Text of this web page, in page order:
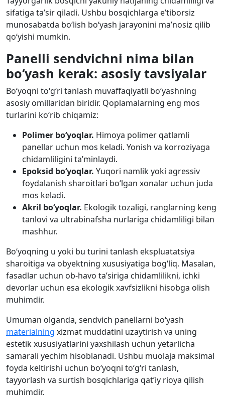
sifatiga ta’sir qiladi. Ushbu bosqichlarga e’tiborsiz
munosabatda bo‘lish bo‘yash jarayonini ma’nosiz qilib
qo‘yishi mumkin.
Panelli sendvichni nima bilan
bo‘yash kerak: asosiy tavsiyalar
Bo‘yoqni to‘g‘ri tanlash muvaffaqiyatli bo‘yashning
asosiy omillaridan biridir. Qoplamalarning eng mos
turlarini ko‘rib chiqamiz:
Polimer bo‘yoqlar. Himoya polimer qatlamli
panellar uchun mos keladi. Yonish va korroziyaga
chidamliligini ta’minlaydi.
Epoksid bo‘yoqlar. Yuqori namlik yoki agressiv
foydalanish sharoitlari bo‘lgan xonalar uchun juda
mos keladi.
Akril bo‘yoqlar. Ekologik tozaligi, ranglarning keng
tanlovi va ultrabinafsha nurlariga chidamliligi bilan
mashhur.
Bo‘yoqning u yoki bu turini tanlash ekspluatatsiya
sharoitiga va obyektning xususiyatiga bog‘liq. Masalan,
fasadlar uchun ob-havo ta’siriga chidamlilikni, ichki
devorlar uchun esa ekologik xavfsizlikni hisobga olish
muhimdir.
Umuman olganda, sendvich panellarni bo‘yash
materialning xizmat muddatini uzaytirish va uning
estetik xususiyatlarini yaxshilash uchun yetarlicha
samarali yechim hisoblanadi. Ushbu muolaja maksimal
foyda keltirishi uchun bo‘yoqni to‘g‘ri tanlash,
tayyorlash va surtish bosqichlariga qat’iy rioya qilish
muhimdir.